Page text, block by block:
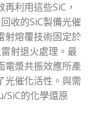
利用這些SiC，
收的SiC製備光催
射熔覆技術固定於
射退火處理。最
電漿共振效應所產
光催化活性。與需
SiC的化學還原